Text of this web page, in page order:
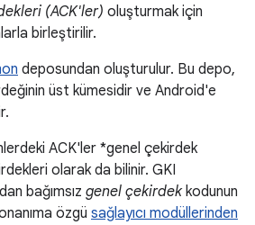
(ACK'ler) oluşturmak için
birleştirilir.
deposundan oluşturulur. Bu depo,
üst kümesidir ve Android'e
ACK'ler *genel çekirdek
olarak da bilinir. GKI
bağımsız genel çekirdekkodunun
özgü sağlayıcı modüllerinden